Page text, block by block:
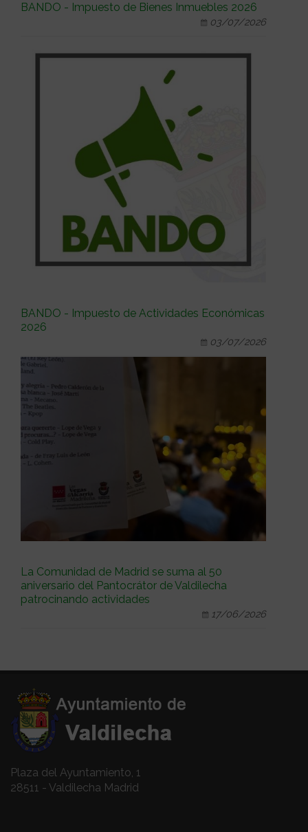
BANDO - Impuesto de Bienes Inmuebles 2026
03/07/2026
BANDO - Impuesto de Actividades Económicas
2026
03/07/2026
La Comunidad de Madrid se suma al 50
aniversario del Pantocrátor de Valdilecha
patrocinando actividades
17/06/2026
Plaza del Ayuntamiento, 1
28511 - Valdilecha Madrid